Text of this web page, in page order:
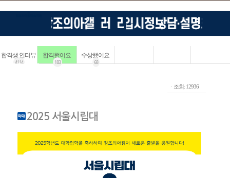
합격생 인터뷰
4114
합격했어요
183
수상했어요
68
ㆍ조회: 12936
2025 서울시립대